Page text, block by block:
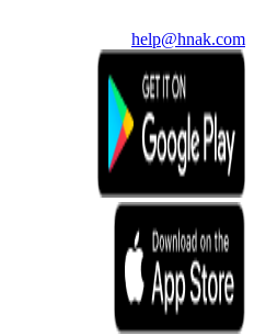
help@hnak.com